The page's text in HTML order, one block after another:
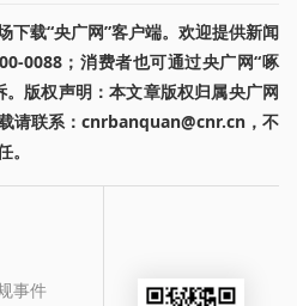
下载“央广网”客户端。欢迎提供新闻
0088；消费者也可通过央广网“啄
版权声明：本文章版权归属央广网
请联系：cnrbanquan@cnr.cn，不
事件